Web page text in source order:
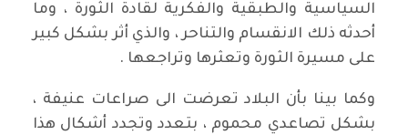
السياسية والطبقية والفكرية لقادة الثورة ، وما
أحدثه ذلك الانقسام والتناحر ، والذي أثر بشكل كبير
على مسيرة الثورة وتعثرها وتراجعها .
وكما بينا بأن البلاد تعرضت الى صراعات عنيفة ،
بشكل تصاعدي محموم ، بتعدد وتجدد أشكال هذا